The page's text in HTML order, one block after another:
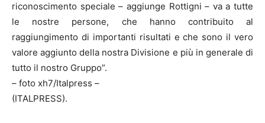
riconoscimento speciale – aggiunge Rottigni – va a tutte
le nostre persone, che hanno contribuito al
raggiungimento di importanti risultati e che sono il vero
valore aggiunto della nostra Divisione e più in generale di
tutto il nostro Gruppo”.
– foto xh7/Italpress –
(ITALPRESS).